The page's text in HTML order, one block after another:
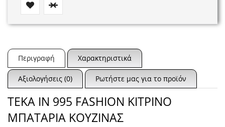
Περιγραφή Χαρακτηριστικά
Αξιολογήσεις (0) Ρωτήστε μας για το προϊόν
TEKA IN 995 FASHION ΚΙΤΡΙΝΟ
ΜΠΑΤΑΡΙΑ ΚΟΥΖΙΝΑΣ